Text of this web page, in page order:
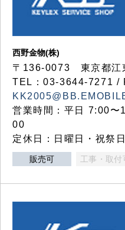
西野金物(株)
〒136-0073 東京都江
TEL：03‐3644‐7271
営業時間：平日 7:00
00
定休日：日曜日・祝祭日
販売可 工事・取付